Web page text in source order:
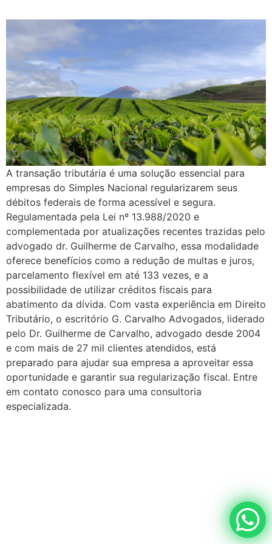
A transação tributária é uma solução essencial para
empresas do Simples Nacional regularizarem seus
débitos federais de forma acessível e segura.
Regulamentada pela Lei nº 13.988/2020 e
complementada por atualizações recentes trazidas pelo
advogado dr. Guilherme de Carvalho, essa modalidade
oferece benefícios como a redução de multas e juros,
parcelamento flexível em até 133 vezes, e a
possibilidade de utilizar créditos fiscais para
abatimento da dívida. Com vasta experiência em Direito
Tributário, o escritório G. Carvalho Advogados, liderado
pelo Dr. Guilherme de Carvalho, advogado desde 2004
e com mais de 27 mil clientes atendidos, está
preparado para ajudar sua empresa a aproveitar essa
oportunidade e garantir sua regularização fiscal. Entre
em contato conosco para uma consultoria
especializada.